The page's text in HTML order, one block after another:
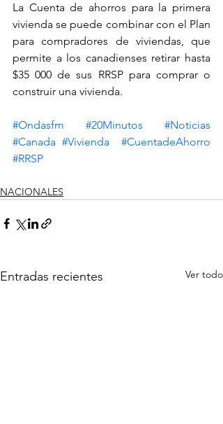
La Cuenta de ahorros para la primera
vivienda se puede combinar con el Plan
para compradores de viviendas, que
permite a los canadienses retirar hasta
$35 000 de sus RRSP para comprar o
construir una vivienda.
#Ondasfm #20Minutos
#Noticias
#Canada #Vivienda
#CuentadeAhorro
#RRSP
NACIONALES
Entradas recientes Ver todo